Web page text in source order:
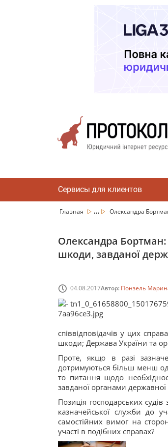
Сервисы для клиентов
Главная ... Олександра
Олександра
шкоди, завданої
04.08.2017Автор: Понзель
співвідповідачів у цих
шкоди; Держава України та
Проте, якщо в разі
дотримуються більш менш
то питання щодо
завданої органами
Позиція господарських
казначейської служби до
самостійних вимог на
участі в подібних справах?